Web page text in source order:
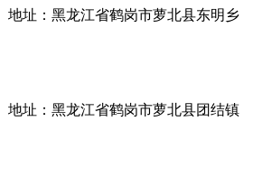
地址：黑龙江省鹤岗市萝北县东明乡
地址：黑龙江省鹤岗市萝北县团结镇